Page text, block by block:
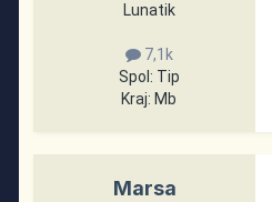
Lunatik
7,1k
Spol: Tip
Kraj: Mb
Marsa